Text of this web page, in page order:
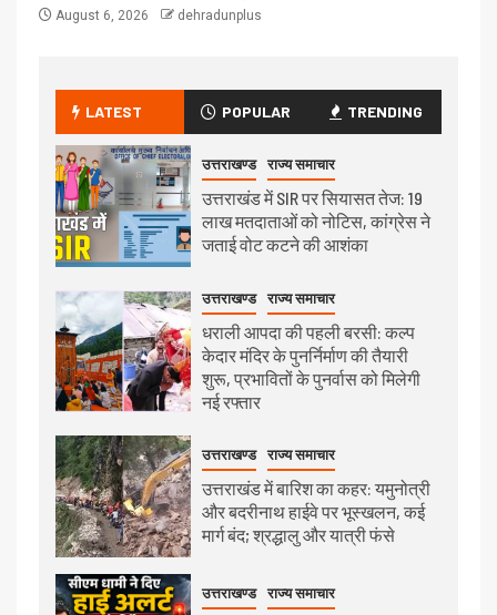
August 6, 2026 dehradunplus
LATEST POPULAR TRENDING
उत्तराखण्ड राज्य समाचार
उत्तराखंड में SIR पर सियासत तेज: 19
लाख मतदाताओं को नोटिस, कांग्रेस ने
जताई वोट कटने की आशंका
उत्तराखण्ड राज्य समाचार
धराली आपदा की पहली बरसी: कल्प
केदार मंदिर के पुनर्निर्माण की तैयारी
शुरू, प्रभावितों के पुनर्वास को मिलेगी
नई रफ्तार
उत्तराखण्ड राज्य समाचार
उत्तराखंड में बारिश का कहर: यमुनोत्री
और बदरीनाथ हाईवे पर भूस्खलन, कई
मार्ग बंद; श्रद्धालु और यात्री फंसे
उत्तराखण्ड राज्य समाचार